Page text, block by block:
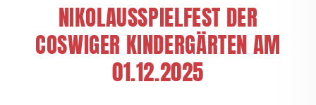
NIKOLAUSSPIELFEST DER
COSWIGER KINDERGÄRTEN AM
01.12.2025